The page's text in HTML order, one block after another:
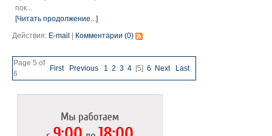
пок...
[Читать продолжение...]
Действия: E-mail | Комментарии (0)
Page 5 of
6
First Previous 1 2 3 4 [5] 6 Next Last